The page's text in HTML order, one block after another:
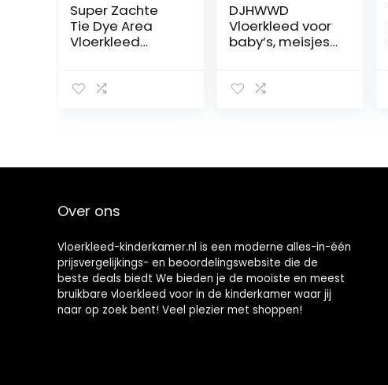
Super Zachte
Tie Dye Area
Vloerkleed
Pluche Fluffy
Woonkamer
yellow,120 *
DJHWWD
Vloerkleed voor
baby’s, meisjes,
rechthoekig,
kinderkamer, 180
Over ons
Vloerkleed-kinderkamer.nl is een moderne alles-in-één
prijsvergelijkings- en beoordelingswebsite die de
beste deals biedt We bieden je de mooiste en meest
bruikbare vloerkleed voor in de kinderkamer waar jij
naar op zoek bent! Veel plezier met shoppen!